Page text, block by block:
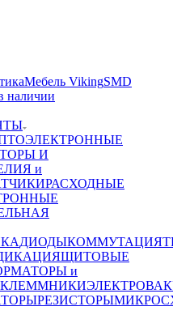
Мебель VikingSMD
наличии
И
и
РАСХОДНЫЕ
ДИОДЫКОММУТАЦИЯ
ЩИТОВЫЕ
и
КЛЕММНИКИ
РЕЗИСТОРЫ